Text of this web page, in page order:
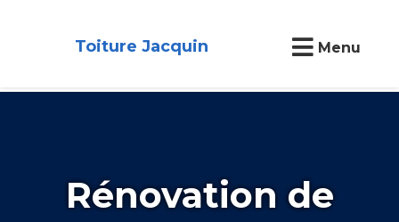
Toiture Jacquin Menu
Rénovation de